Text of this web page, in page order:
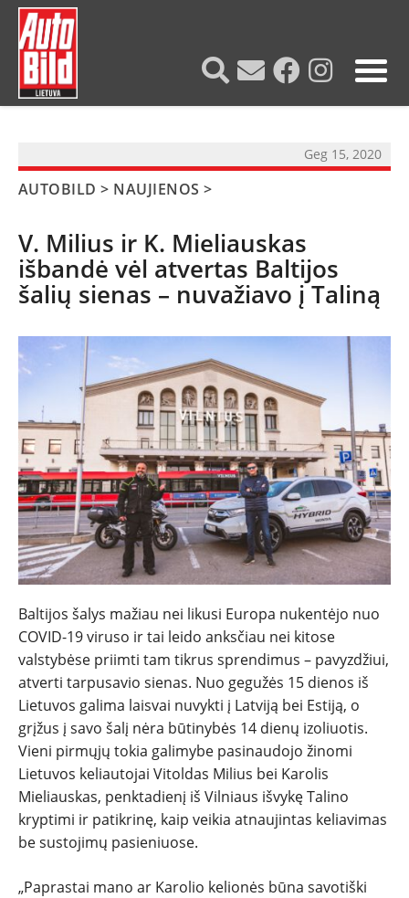
Geg 15, 2020
AUTOBILD > NAUJIENOS >
V. Milius ir K. Mieliauskas
išbandė vėl atvertas Baltijos
šalių sienas – nuvažiavo į Taliną
Baltijos šalys mažiau nei likusi Europa nukentėjo nuo
COVID-19 viruso ir tai leido anksčiau nei kitose
valstybėse priimti tam tikrus sprendimus – pavyzdžiui,
atverti tarpusavio sienas. Nuo gegužės 15 dienos iš
Lietuvos galima laisvai nuvykti į Latviją bei Estiją, o
grįžus į savo šalį nėra būtinybės 14 dienų izoliuotis.
Vieni pirmųjų tokia galimybe pasinaudojo žinomi
Lietuvos keliautojai Vitoldas Milius bei Karolis
Mieliauskas, penktadienį iš Vilniaus išvykę Talino
kryptimi ir patikrinę, kaip veikia atnaujintas keliavimas
be sustojimų pasieniuose.
„Paprastai mano ar Karolio kelionės būna savotiški